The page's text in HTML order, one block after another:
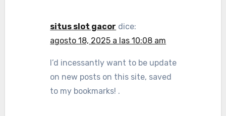
situs slot gacor dice:
agosto 18, 2025 a las 10:08 am
I’d incessantly want to be update
on new posts on this site, saved
to my bookmarks! .